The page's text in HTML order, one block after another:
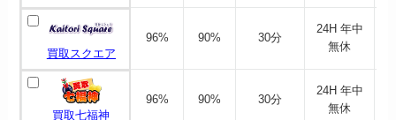
買取スクエア
96% 90% 30分
24H 年中
無休
買取七福神
96% 90% 30分
24H 年中
無休